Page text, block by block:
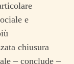
e
chiusura
– conclude –